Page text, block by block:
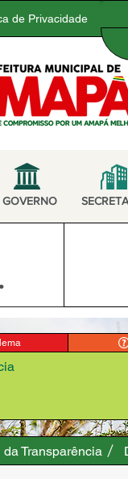
de Privacidade
GOVERNO
da Transparência